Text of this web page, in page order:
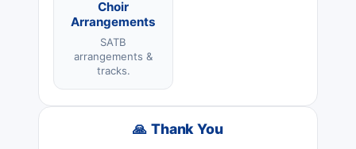
Choir
Arrangements
SATB
arrangements &
tracks.
🙏 Thank You